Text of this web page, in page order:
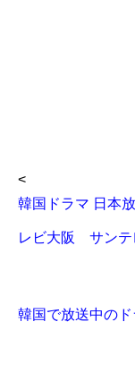
<
韓国ドラマ 日
レビ大阪 サン
韓国で放送中の